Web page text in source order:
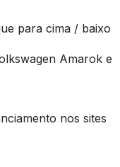
para cima / baixo
Amarok e
nos sites